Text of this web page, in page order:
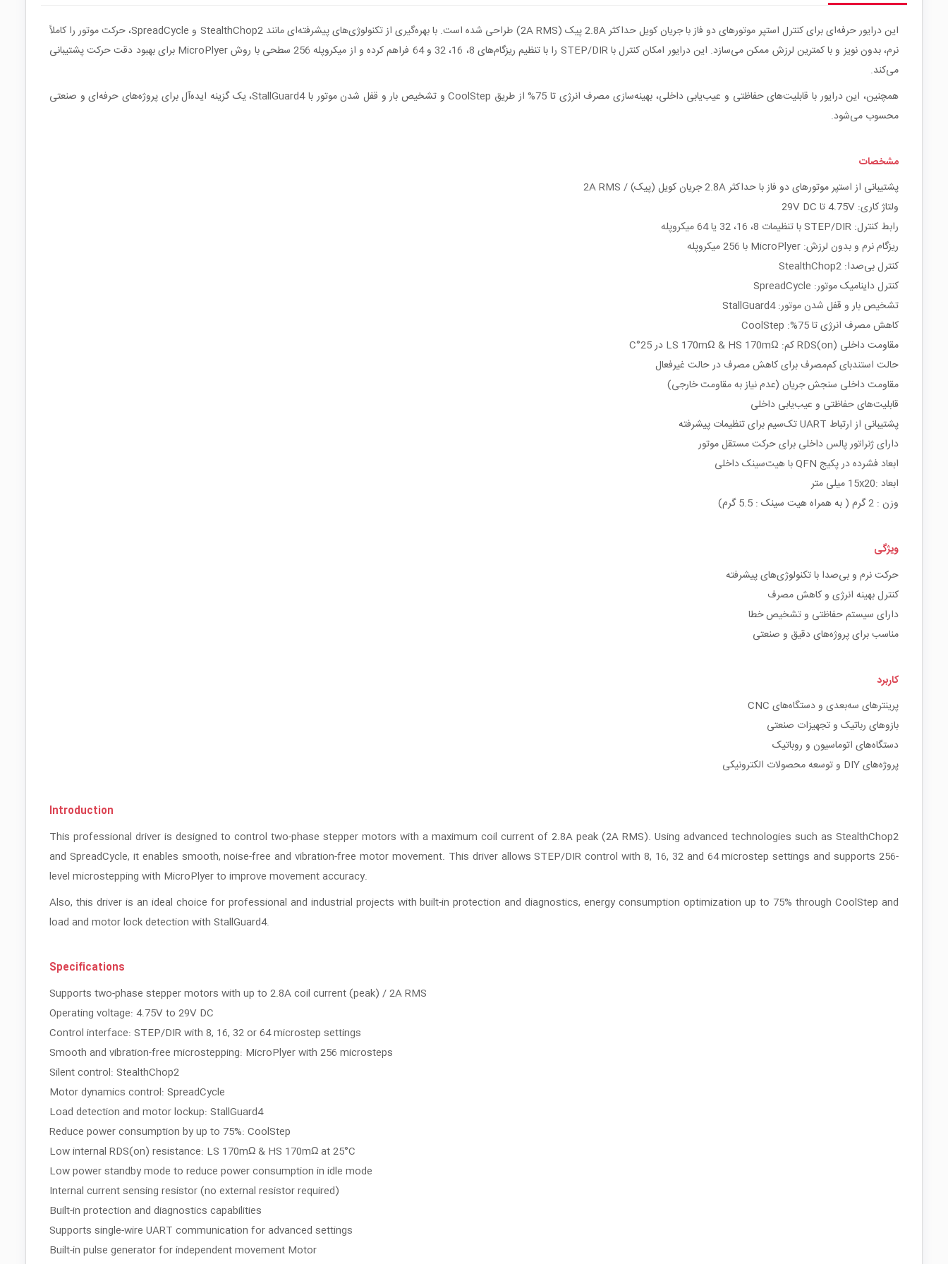
این درایور حرفه‌ای برای کنترل استپر موتورهای دو فاز با جریان کویل حداکثر 2.8A پیک (2A RMS) طراحی شده است. با بهره‌گیری از تکنولوژی‌های پیشرفته‌ای مانند StealthChop2 و SpreadCycle، حرکت موتور را کاملاً
نرم، بدون نویز و با کمترین لرزش ممکن می‌سازد. این درایور امکان کنترل با STEP/DIR را با تنظیم ریزگام‌های 8، 16، 32 و 64 فراهم کرده و از میکروپله 256 سطحی با روش MicroPlyer برای بهبود دقت حرکت پشتیبانی
می‌کند.
همچنین، این درایور با قابلیت‌های حفاظتی و عیب‌یابی داخلی، بهینه‌سازی مصرف انرژی تا 75% از طریق CoolStep و تشخیص بار و قفل شدن موتور با StallGuard4، یک گزینه ایده‌آل برای پروژه‌های حرفه‌ای و صنعتی
محسوب می‌شود.
مشخصات
پشتیبانی از استپر موتورهای دو فاز با حداکثر 2.8A جریان کویل (پیک) / 2A RMS
ولتاژ کاری: 4.75V تا 29V DC
رابط کنترل: STEP/DIR با تنظیمات 8، 16، 32 یا 64 میکروپله
ریزگام نرم و بدون لرزش: MicroPlyer با 256 میکروپله
کنترل بی‌صدا: StealthChop2
کنترل داینامیک موتور: SpreadCycle
تشخیص بار و قفل شدن موتور: StallGuard4
کاهش مصرف انرژی تا 75%: CoolStep
مقاومت داخلی RDS(on) کم: LS 170mΩ & HS 170mΩ در 25°C
حالت استندبای کم‌مصرف برای کاهش مصرف در حالت غیرفعال
مقاومت داخلی سنجش جریان (عدم نیاز به مقاومت خارجی)
قابلیت‌های حفاظتی و عیب‌یابی داخلی
پشتیبانی از ارتباط UART تک‌سیم برای تنظیمات پیشرفته
دارای ژنراتور پالس داخلی برای حرکت مستقل موتور
ابعاد فشرده در پکیج QFN با هیت‌سینک داخلی
ابعاد :15x20 میلی متر
وزن : 2 گرم ( به همراه هیت سینک : 5.5 گرم)
ویژگی‌
حرکت نرم و بی‌صدا با تکنولوژی‌های پیشرفته
کنترل بهینه انرژی و کاهش مصرف
دارای سیستم حفاظتی و تشخیص خطا
مناسب برای پروژه‌های دقیق و صنعتی
کاربرد
پرینترهای سه‌بعدی و دستگاه‌های CNC
بازوهای رباتیک و تجهیزات صنعتی
دستگاه‌های اتوماسیون و روباتیک
پروژه‌های DIY و توسعه محصولات الکترونیکی
Introduction
This professional driver is designed to control two-phase stepper motors with a maximum coil current of 2.8A peak (2A RMS). Using advanced technologies such as StealthChop2
and SpreadCycle, it enables smooth, noise-free and vibration-free motor movement. This driver allows STEP/DIR control with 8, 16, 32 and 64 microstep settings and supports 256-
level microstepping with MicroPlyer to improve movement accuracy.
Also, this driver is an ideal choice for professional and industrial projects with built-in protection and diagnostics, energy consumption optimization up to 75% through CoolStep and
load and motor lock detection with StallGuard4.
Specifications
Supports two-phase stepper motors with up to 2.8A coil current (peak) / 2A RMS
Operating voltage: 4.75V to 29V DC
Control interface: STEP/DIR with 8, 16, 32 or 64 microstep settings
Smooth and vibration-free microstepping: MicroPlyer with 256 microsteps
Silent control: StealthChop2
Motor dynamics control: SpreadCycle
Load detection and motor lockup: StallGuard4
Reduce power consumption by up to 75%: CoolStep
Low internal RDS(on) resistance: LS 170mΩ & HS 170mΩ at 25°C
Low power standby mode to reduce power consumption in idle mode
Internal current sensing resistor (no external resistor required)
Built-in protection and diagnostics capabilities
Supports single-wire UART communication for advanced settings
Built-in pulse generator for independent movement Motor